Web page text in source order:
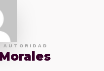
AUTORIDAD